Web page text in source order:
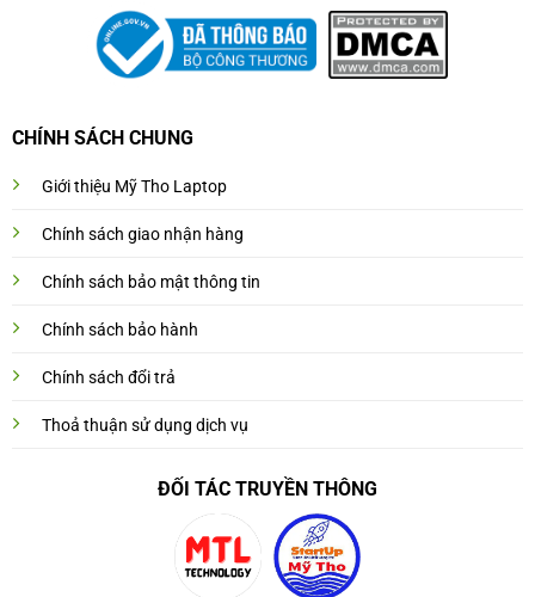
CHÍNH SÁCH CHUNG
Giới thiệu Mỹ Tho Laptop
Chính sách giao nhận hàng
Chính sách bảo mật thông tin
Chính sách bảo hành
Chính sách đổi trả
Thoả thuận sử dụng dịch vụ
ĐỐI TÁC TRUYỀN THÔNG